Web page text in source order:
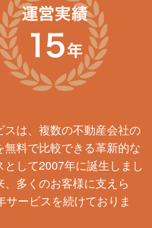
スは、複数の不動産会社の
無料で比較できる革新的な
として2007年に誕生しまし
、多くのお客様に支えら
サービスを続けておりま